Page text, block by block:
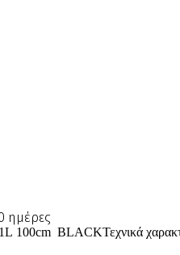
ημέρες
BLACKΤεχνικά